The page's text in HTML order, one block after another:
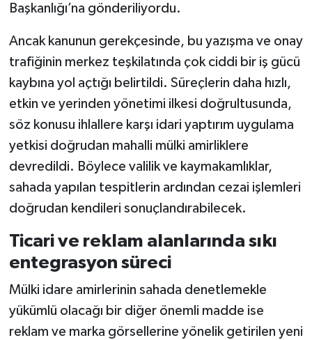
Başkanlığı’na gönderiliyordu.
Ancak kanunun gerekçesinde, bu yazışma ve onay
trafiğinin merkez teşkilatında çok ciddi bir iş gücü
kaybına yol açtığı belirtildi. Süreçlerin daha hızlı,
etkin ve yerinden yönetimi ilkesi doğrultusunda,
söz konusu ihlallere karşı idari yaptırım uygulama
yetkisi doğrudan mahalli mülki amirliklere
devredildi. Böylece valilik ve kaymakamlıklar,
sahada yapılan tespitlerin ardından cezai işlemleri
doğrudan kendileri sonuçlandırabilecek.
Ticari ve reklam alanlarında sıkı
entegrasyon süreci
Mülki idare amirlerinin sahada denetlemekle
yükümlü olacağı bir diğer önemli madde ise
reklam ve marka görsellerine yönelik getirilen yeni